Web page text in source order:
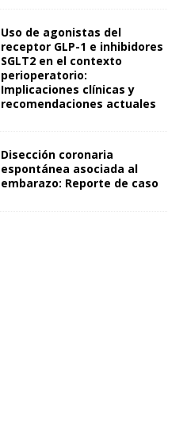
Uso de agonistas del
receptor GLP-1 e inhibidores
SGLT2 en el contexto
perioperatorio:
Implicaciones clínicas y
recomendaciones actuales
Disección coronaria
espontánea asociada al
embarazo: Reporte de caso